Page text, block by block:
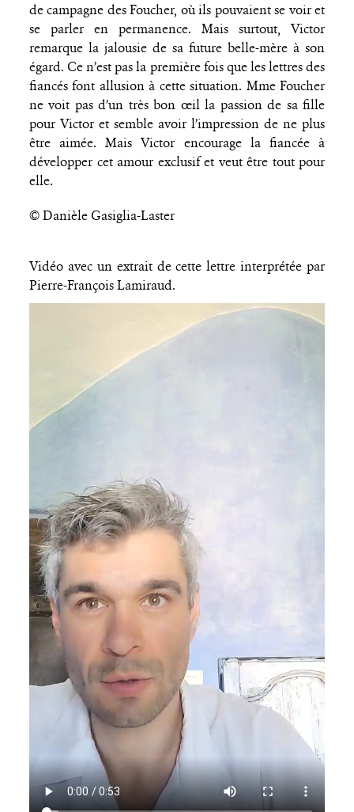
de campagne des Foucher, où ils pouvaient se voir et
se parler en permanence. Mais surtout, Victor
remarque la jalousie de sa future belle-mère à son
égard. Ce n’est pas la première fois que les lettres des
fiancés font allusion à cette situation. Mme Foucher
ne voit pas d’un très bon œil la passion de sa fille
pour Victor et semble avoir l’impression de ne plus
être aimée. Mais Victor encourage la fiancée à
développer cet amour exclusif et veut être tout pour
elle.
© Danièle Gasiglia-Laster
Vidéo avec un extrait de cette lettre interprétée par
Pierre-François Lamiraud.